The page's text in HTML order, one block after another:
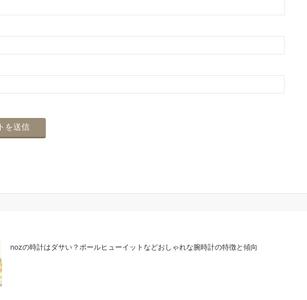
nozの時計はダサい？ポールヒューイットなどおしゃれな腕時計の特徴と傾向